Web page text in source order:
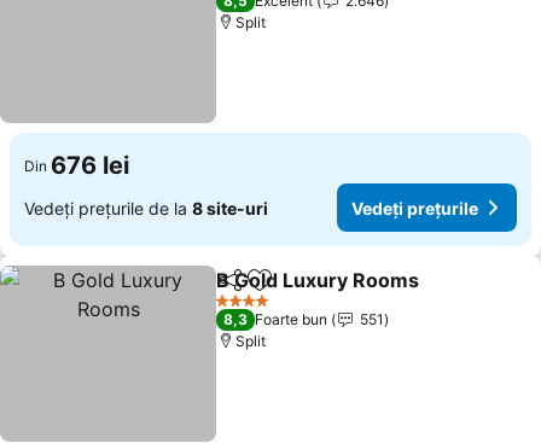
Split
Din 676 lei
Vedeți prețurile de la 8 site-uri Vedeți prețurile
DistribuițiAdăugaţi la favorite
B Gold Luxury Rooms
4 Stele
8,3 Foarte bun
551
Split